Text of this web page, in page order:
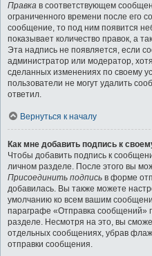
Правка в соответствующем
ограниченного времени после его
сообщение, то под ним появится
показывает количество правок, а
Эта надпись не появляется, если
администратор или модератор,
сделанных изменениях по своему
пользователи не могут удалить
ответил.
Вернуться к началу
Как мне добавить подпись к
Чтобы добавить подпись к
личном разделе. После этого вы
Присоединить подпись в форме
добавилась. Вы также можете
умолчанию ко всем вашим
параграфе «Отправка сообщений»
разделе. Несмотря на это, вы
отдельных сообщениях, убрав
отправки сообщения.